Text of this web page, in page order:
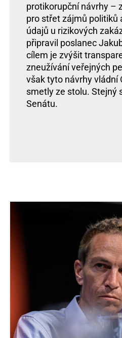
protikorupční návrhy –
pro střet zájmů politiků
údajů u rizikových
připravil poslanec
cílem je zvýšit
zneužívání veřejných
však tyto návrhy vládní
smetly ze stolu. Stejný
Senátu.